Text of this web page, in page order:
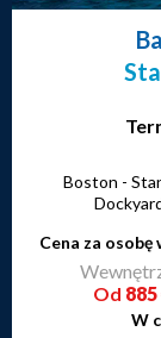
Boston -
Cena za
Od 885
W